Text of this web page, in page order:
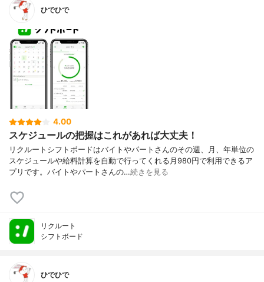
ひでひで
4.00
スケジュールの把握はこれがあれば大丈夫！
リクルートシフトボードはバイトやパートさんのその週、月、年単位の
スケジュールや給料計算を自動で行ってくれる月980円で利用できるア
プリです。バイトやパートさんの…続きを見る
リクルート
シフトボード
ひでひで